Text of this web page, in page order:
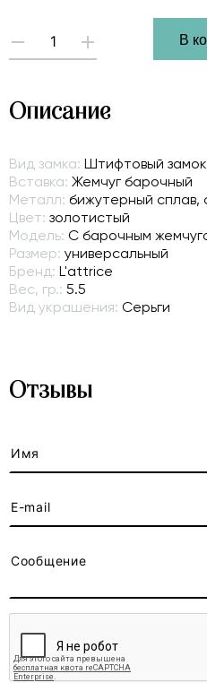
- +
В
Описание
Вид замка: Штифтовый замок
Вставка: Жемчуг барочный
Металл: бижутерный
Цвет: золотистый
Модель: С барочным
Размер: универсальный
Бренд: L'attrice
Вес, гр.: 5.5
Вид украшения: Серьги
Отзывы